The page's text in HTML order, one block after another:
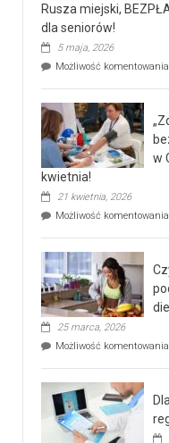
Rusza miejski,
dla seniorów!
5 maja, 2026
Możliwość komentowania
w
kwietnia!
21 kwietnia, 2026
Możliwość komentowania
25 marca, 2026
Możliwość komentowania